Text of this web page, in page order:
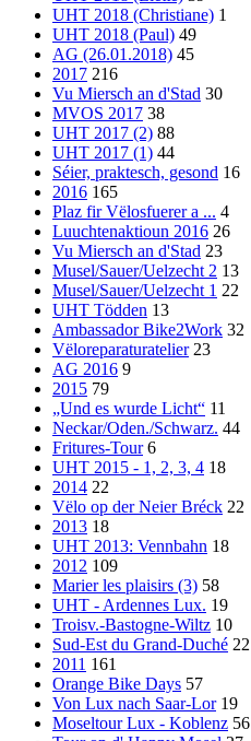
UHT 2018 (Christiane) 1
UHT 2018 (Paul) 49
AG (26.01.2018) 45
2017 216
Vu Miersch an d'Stad 30
MVOS 2017 38
UHT 2017 (2) 88
UHT 2017 (1) 44
Séier, praktesch, gesond 16
2016 165
Plaz fir Vëlosfuerer a ... 4
Luuchtenaktioun 2016 26
Vu Miersch an d'Stad 23
Musel/Sauer/Uelzecht 2 13
Musel/Sauer/Uelzecht 1 22
UHT Tödden 13
Ambassador Bike2Work 32
Vëloreparaturatelier 23
AG 2016 9
2015 79
„Und es wurde Licht“ 11
Neckar/Oden./Schwarz. 44
Fritures-Tour 6
UHT 2015 - 1, 2, 3, 4 18
2014 22
Vëlo op der Neier Bréck 22
2013 18
UHT 2013: Vennbahn 18
2012 109
Marier les plaisirs (3) 58
UHT - Ardennes Lux. 19
Troisv.-Bastogne-Wiltz 10
Sud-Est du Grand-Duché 22
2011 161
Orange Bike Days 57
Von Lux nach Saar-Lor 19
Moseltour Lux - Koblenz 56